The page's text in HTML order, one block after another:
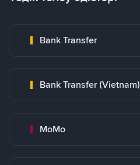
Bank Transfer
Bank Transfer (Vietnam)
MoMo